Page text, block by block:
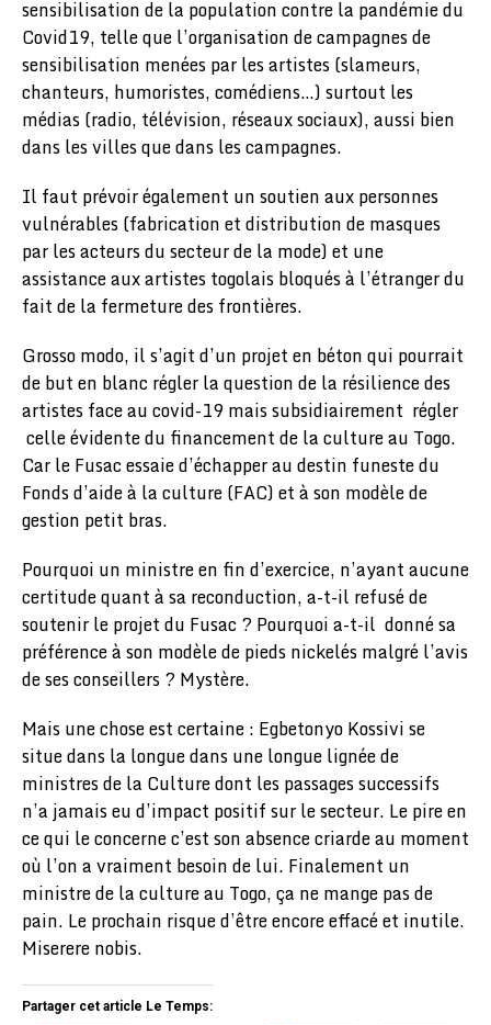
sensibilisation de la population contre la pandémie du
Covid19, telle que l’organisation de campagnes de
sensibilisation menées par les artistes (slameurs,
chanteurs, humoristes, comédiens…) surtout les
médias (radio, télévision, réseaux sociaux), aussi bien
dans les villes que dans les campagnes.
Il faut prévoir également un soutien aux personnes
vulnérables (fabrication et distribution de masques
par les acteurs du secteur de la mode) et une
assistance aux artistes togolais bloqués à l’étranger du
fait de la fermeture des frontières.
Grosso modo, il s’agit d’un projet en béton qui pourrait
de but en blanc régler la question de la résilience des
artistes face au covid-19 mais subsidiairement régler
celle évidente du financement de la culture au Togo.
Car le Fusac essaie d’échapper au destin funeste du
Fonds d’aide à la culture (FAC) et à son modèle de
gestion petit bras.
Pourquoi un ministre en fin d’exercice, n’ayant aucune
certitude quant à sa reconduction, a-t-il refusé de
soutenir le projet du Fusac ? Pourquoi a-t-il donné sa
préférence à son modèle de pieds nickelés malgré l’avis
de ses conseillers ? Mystère.
Mais une chose est certaine : Egbetonyo Kossivi se
situe dans la longue dans une longue lignée de
ministres de la Culture dont les passages successifs
n’a jamais eu d’impact positif sur le secteur. Le pire en
ce qui le concerne c’est son absence criarde au moment
où l’on a vraiment besoin de lui. Finalement un
ministre de la culture au Togo, ça ne mange pas de
pain. Le prochain risque d’être encore effacé et inutile.
Miserere nobis.
Partager cet article Le Temps: